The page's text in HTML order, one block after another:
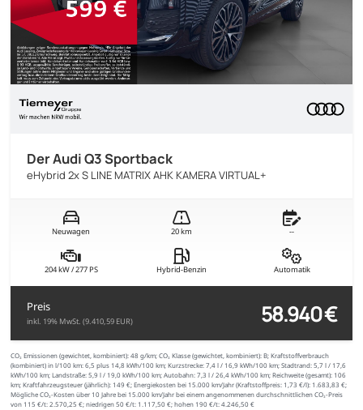
Der Audi Q3 Sportback
eHybrid 2x S LINE MATRIX AHK KAMERA VIRTUAL+
Neuwagen 20 km --
204 kW / 277 PS Hybrid-Benzin Automatik
Preis
inkl. 19% MwSt. (9.410,59 EUR) 58.940 €
CO₂ Emissionen (gewichtet, kombiniert): 48 g/km; CO₂ Klasse (gewichtet, kombiniert): B; Kraftstoffverbrauch
(kombiniert) in l/100 km: 6,5 plus 14,8 kWh/100 km; Kurzstrecke: 7,4 l / 16,9 kWh/100 km; Stadtrand: 5,7 l / 17,6
kWh/100 km; Landstraße: 5,9 l / 19,0 kWh/100 km; Autobahn: 7,3 l / 26,4 kWh/100 km; Reichweite (gesamt): 106
km; Kraftfahrzeugsteuer (jährlich): 149 €; Energiekosten bei 15.000 km/Jahr (Kraftstoffpreis: 1,73 €/l): 1.683,83 €;
Mögliche CO₂-Kosten über 10 Jahre bei 15.000 km/Jahr bei einem angenommenen durchschnittlichen CO₂-Preis
von 115 €/t: 2.570,25 €; niedrigen 50 €/t: 1.117,50 €; hohen 190 €/t: 4.246,50 €